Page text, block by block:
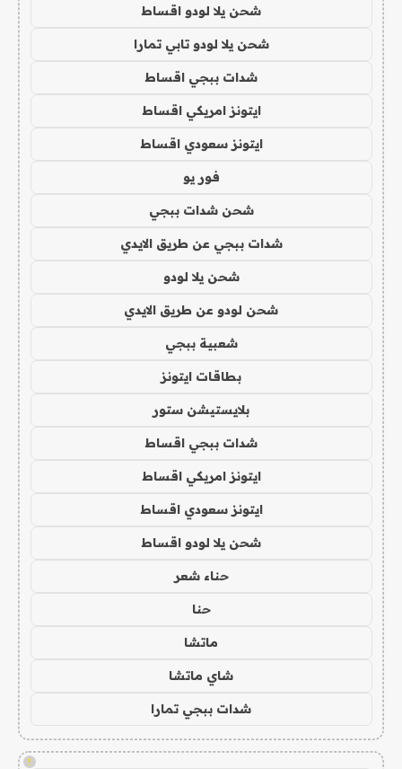
شحن يلا لودو اقساط
شحن يلا لودو تابي تمارا
شدات ببجي اقساط
ايتونز امريكي اقساط
ايتونز سعودي اقساط
فور يو
شحن شدات ببجي
شدات ببجي عن طريق الايدي
شحن يلا لودو
شحن لودو عن طريق الايدي
شعبية ببجي
بطاقات ايتونز
بلايستيشن ستور
شدات ببجي اقساط
ايتونز امريكي اقساط
ايتونز سعودي اقساط
شحن يلا لودو اقساط
حناء شعر
حنا
ماتشا
شاي ماتشا
شدات ببجي تمارا
!